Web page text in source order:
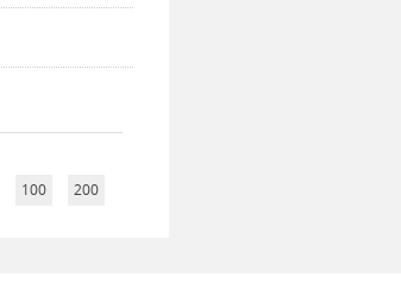
100 200